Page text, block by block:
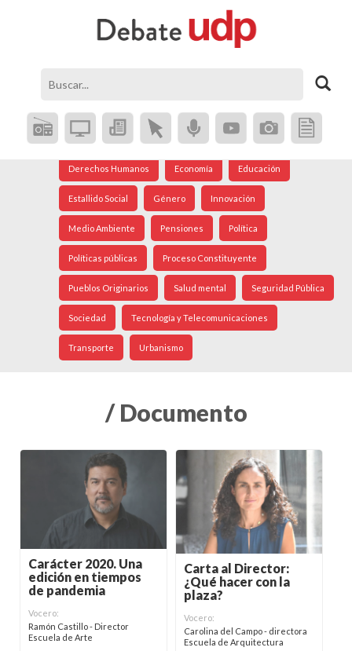
Coronavirus Crisis Social Democracia
Derechos Humanos Economía Educación
Estallido Social Género Innovación
Medio Ambiente Pensiones Política
Políticas públicas Proceso Constituyente
Pueblos Originarios Salud mental Seguridad Pública
Sociedad Tecnología y Telecomunicaciones
Transporte Urbanismo
/ Documento
Carácter 2020. Una
edición en tiempos
de pandemia
Vocero:
Ramón Castillo - Director
Escuela de Arte
Carta al Director:
¿Qué hacer con la
plaza?
Vocero:
Carolina del Campo - directora
Escuela de Arquitectura